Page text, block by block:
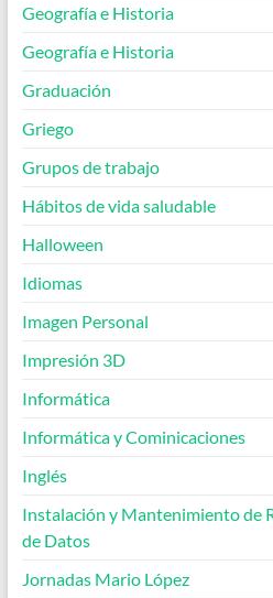
Geografía e Historia
Geografía e Historia
Graduación
Griego
Grupos de trabajo
Hábitos de vida saludable
Halloween
Idiomas
Imagen Personal
Impresión 3D
Informática
Informática y Cominicaciones
Inglés
Instalación y Mantenimiento de
de Datos
Jornadas Mario López